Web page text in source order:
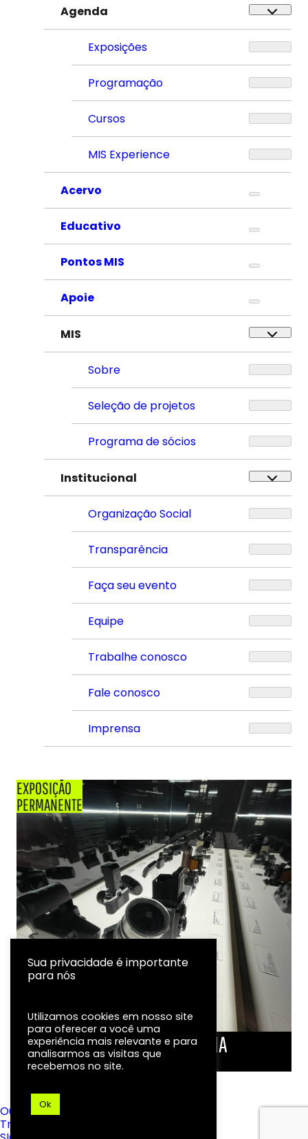
Agenda
Exposições
Programação
Cursos
MIS Experience
Acervo
Educativo
Pontos MIS
Apoie
MIS
Sobre
Seleção de projetos
Programa de sócios
Institucional
Organização Social
Transparência
Faça seu evento
Equipe
Trabalhe conosco
Fale conosco
Imprensa
EXPOSIÇÃO
PERMANENTE
LINHA DO TEMPO DA FOTOGRAFIA
EXPOSIÇÃO
Ouvidoria
Transparência
Sua privacidade é importante
para nós
Utilizamos cookies em nosso site
para oferecer a você uma
experiência mais relevante e para
analisarmos as visitas que
recebemos no site.
Ok